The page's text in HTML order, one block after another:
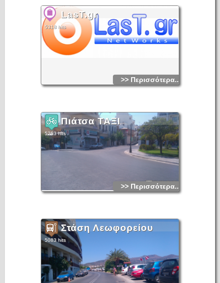
LasT.gr
5318 hits
>> Περισσότερα...
Πιάτσα ΤΑΞΙ
5263 hits
>> Περισσότερα...
Στάση Λεωφορείου
5083 hits